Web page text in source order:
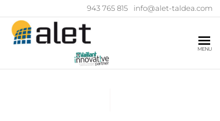
943 765 815 info@alet-taldea.com
TALDEA
MENU